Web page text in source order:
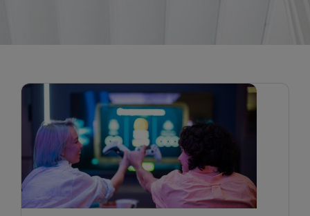
Partners
Español
Entrar
Hablemos